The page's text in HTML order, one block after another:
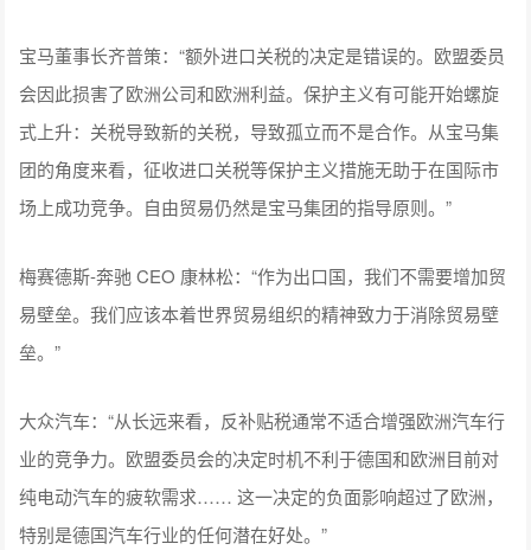
宝马董事长齐普策：“额外进口关税的决定是错误的。欧盟委员
会因此损害了欧洲公司和欧洲利益。保护主义有可能开始螺旋
式上升：关税导致新的关税，导致孤立而不是合作。从宝马集
团的角度来看，征收进口关税等保护主义措施无助于在国际市
场上成功竞争。自由贸易仍然是宝马集团的指导原则。”
梅赛德斯-奔驰 CEO 康林松：“作为出口国，我们不需要增加贸
易壁垒。我们应该本着世界贸易组织的精神致力于消除贸易壁
垒。”
大众汽车：“从长远来看，反补贴税通常不适合增强欧洲汽车行
业的竞争力。欧盟委员会的决定时机不利于德国和欧洲目前对
纯电动汽车的疲软需求…… 这一决定的负面影响超过了欧洲，
特别是德国汽车行业的任何潜在好处。”